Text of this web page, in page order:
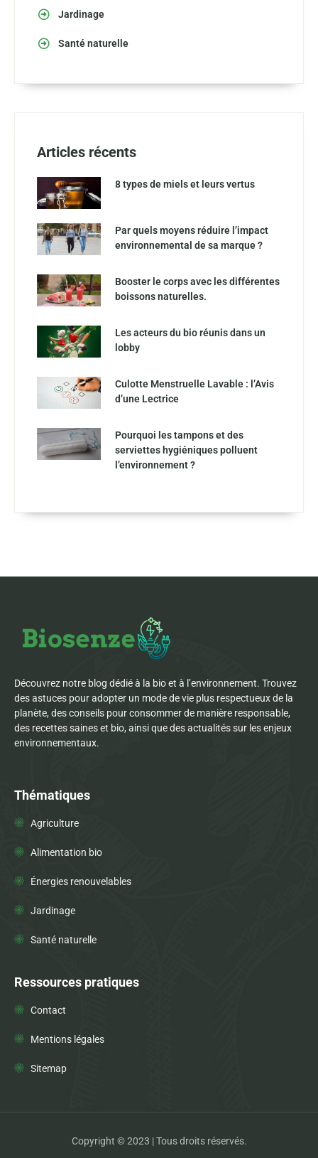
Jardinage
Santé naturelle
Articles récents
8 types de miels et leurs vertus
Par quels moyens réduire l’impact
environnemental de sa marque ?
Booster le corps avec les différentes
boissons naturelles.
Les acteurs du bio réunis dans un
lobby
Culotte Menstruelle Lavable : l’Avis
d’une Lectrice
Pourquoi les tampons et des
serviettes hygiéniques polluent
l’environnement ?
Découvrez notre blog dédié à la bio et à l’environnement. Trouvez
des astuces pour adopter un mode de vie plus respectueux de la
planète, des conseils pour consommer de manière responsable,
des recettes saines et bio, ainsi que des actualités sur les enjeux
environnementaux.
Thématiques
Agriculture
Alimentation bio
Énergies renouvelables
Jardinage
Santé naturelle
Ressources pratiques
Contact
Mentions légales
Sitemap
Copyright © 2023 | Tous droits réservés.